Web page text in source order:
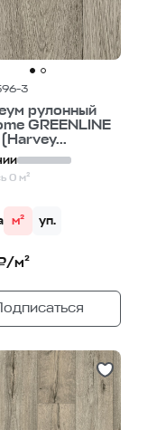
3
рулонный
GREENLINE
0 м²
м² уп.
м²